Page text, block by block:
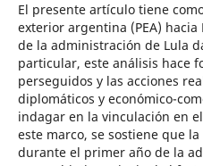
El presente artículo tiene
exterior argentina (PEA)
de la administración de Lula
particular, este análisis hace
perseguidos y las acciones
diplomáticos y económico-
indagar en la vinculación en el
este marco, se sostiene que
durante el primer año de la